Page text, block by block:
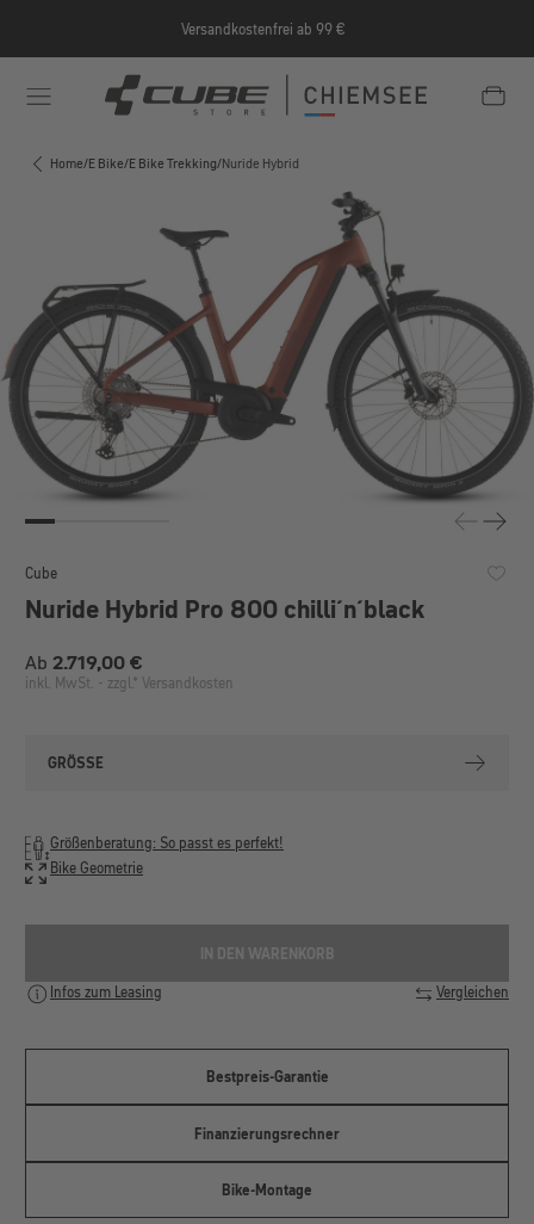
Versandkostenfrei ab 99 €
Home/E Bike/E Bike Trekking/Nuride Hybrid
Cube
Nuride Hybrid Pro 800 chilli´n´black
Regulärer Preis:
Ab 2.719,00 €
inkl. MwSt. - zzgl.* Versandkosten
GRÖSSE
Größenberatung: So passt es perfekt!
Bike Geometrie
IN DEN WARENKORB
Vergleichen
Infos zum Leasing
Bestpreis-Garantie
Finanzierungsrechner
Bike-Montage